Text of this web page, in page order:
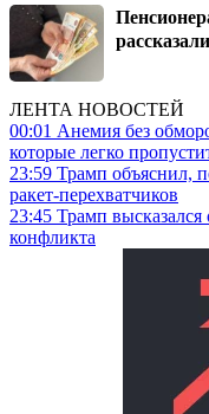
ЛЕНТА НОВОСТЕЙ
00:01 Анемия без
которые легко
23:59 Трамп объяснил,
ракет-перехватчиков
23:45 Трамп высказался
конфликта